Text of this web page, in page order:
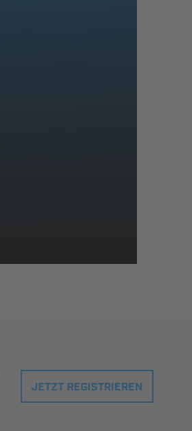
JETZT REGISTRIEREN